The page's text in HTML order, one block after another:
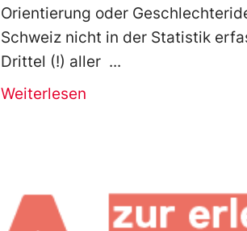
Orientierung oder
Schweiz nicht in der Statistik
Drittel (!) aller
Weiterlesen